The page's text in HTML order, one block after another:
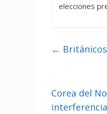
elecciones
←
Corea del